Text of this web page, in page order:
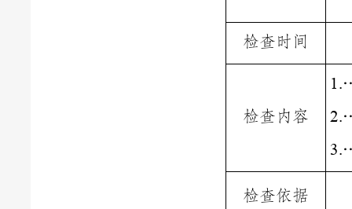
检查时间
检查内容
1.
2.
3.
检查依据